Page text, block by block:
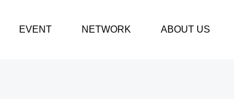
EVENT NETWORK ABOUT US
『IN 奈良・大阪』